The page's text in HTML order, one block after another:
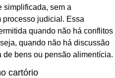
simplificada, sem a
processo judicial. Essa
quando não há conflitos
quando não há discussão
bens ou pensão alimentícia.
cartório